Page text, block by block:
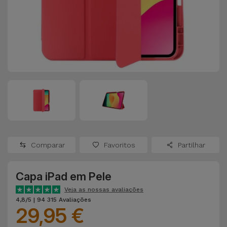
Dyson
TCL
Recondicionados
Recondicionados
tudo
Capas e
Películas
Carregadores
e Colunas
Smartwatches
e Braceletes
Correntes
Comparar Favoritos Partilhar
Capa iPad em Pele
Veja as nossas avaliações
4,8/5 | 94 315 Avaliações
29,95 €